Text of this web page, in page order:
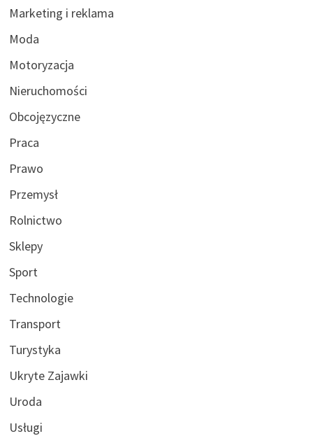
Marketing i reklama
Moda
Motoryzacja
Nieruchomości
Obcojęzyczne
Praca
Prawo
Przemysł
Rolnictwo
Sklepy
Sport
Technologie
Transport
Turystyka
Ukryte Zajawki
Uroda
Usługi